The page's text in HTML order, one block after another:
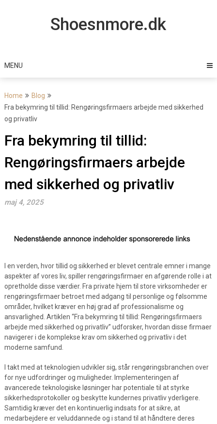
Shoesnmore.dk
MENU
Home
Blog
Fra bekymring til tillid: Rengøringsfirmaers arbejde med sikkerhed
og privatliv
Fra bekymring til tillid:
Rengøringsfirmaers arbejde
med sikkerhed og privatliv
maj 4, 2025
I en verden, hvor tillid og sikkerhed er blevet centrale emner i mange
aspekter af vores liv, spiller rengøringsfirmaer en afgørende rolle i at
opretholde disse værdier. Fra private hjem til store virksomheder er
rengøringsfirmaer betroet med adgang til personlige og følsomme
områder, hvilket kræver en høj grad af professionalisme og
ansvarlighed. Artiklen “Fra bekymring til tillid: Rengøringsfirmaers
arbejde med sikkerhed og privatliv” udforsker, hvordan disse firmaer
navigerer i de komplekse krav om sikkerhed og privatliv i det
moderne samfund.
I takt med at teknologien udvikler sig, står rengøringsbranchen over
for nye udfordringer og muligheder. Implementeringen af
avancerede teknologiske løsninger har potentiale til at styrke
sikkerhedsprotokoller og beskytte kundernes privatliv yderligere.
Samtidig kræver det en kontinuerlig indsats for at sikre, at
medarbejdere er veluddannede og i stand til at håndtere deres